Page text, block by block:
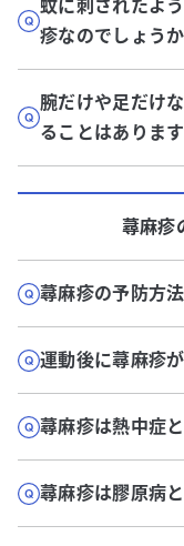
蚊に刺されたよ
疹なのでしょう
腕だけや足だけ
ることはありま
蕁麻疹
蕁麻疹の予防方
運動後に蕁麻疹
蕁麻疹は熱中症
蕁麻疹は膠原病